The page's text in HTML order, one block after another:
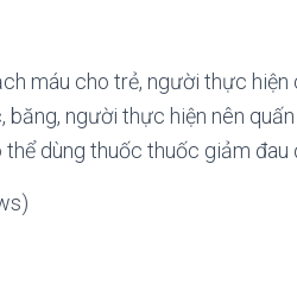
máu cho trẻ, người thực hiện
băng, người thực hiện nên
dùng thuốc thuốc giảm